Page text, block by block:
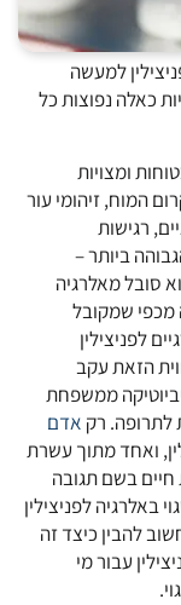
למעשה
כאלה נפוצות כל
ומצויות
המוח, זיהומי עור
רגישות
ביותר –
סובל מאלרגיה
מכפי שמקובל
לפניצילין
הזאת עקב
ממשפחת
לתרופה. רק אדם
ואחד מתוך עשרת
חיים בשם תגובה
באלרגיה לפניצילין
להבין כיצד זה
עבור מי